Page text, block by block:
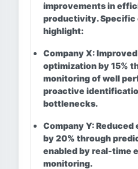
improvements in
productivity. Specific
highlight:
Company X:
optimization by 15%
monitoring of well
proactive
bottlenecks.
Company Y:Reduced
by 20% through
enabled by real-time
monitoring.